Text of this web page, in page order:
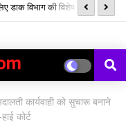
विभाग की विशेष व्यवस्था,
कार्यवाही को सुचारू बनाने
कोर्ट